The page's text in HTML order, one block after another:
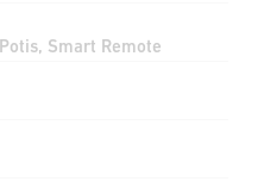
Smart Remote